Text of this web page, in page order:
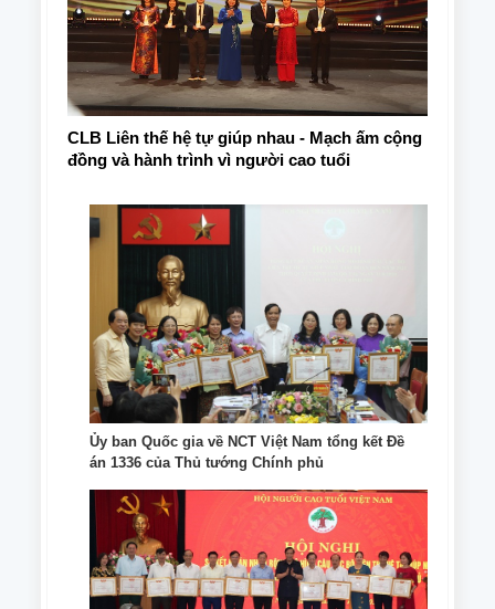
CLB Liên thế hệ tự giúp nhau - Mạch ấm cộng
đồng và hành trình vì người cao tuổi
Ủy ban Quốc gia về NCT Việt Nam tổng kết Đề
án 1336 của Thủ tướng Chính phủ